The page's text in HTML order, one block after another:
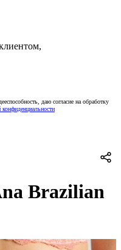
даю согласие на обработку
конфиденциальности
Brazilian